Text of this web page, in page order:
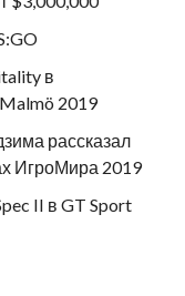
в
2019
рассказал
ИгроМира 2019
II в GT Sport